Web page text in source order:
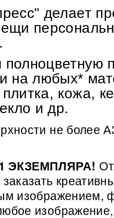
делает
на любых*
кожа,
и др.
не более
ЭКЗЕМПЛЯРА!
изображением,